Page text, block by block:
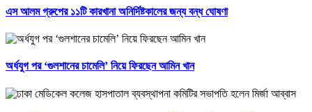
এস আলম গ্রুপের ১১টি কারখানা অনির্দিষ্টকালের জন্য বন্ধ ঘোষণা
অর্ধযুগ পর ‘গুলশানের চামেলি’ নিয়ে ফিরছেন আমিন খান